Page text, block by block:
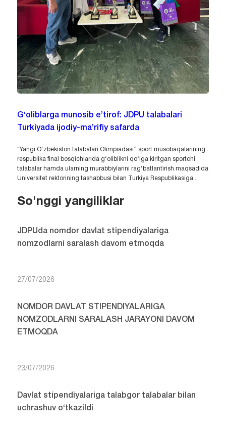
G‘oliblarga munosib e’tirof: JDPU talabalari
Turkiyada ijodiy-ma’rifiy safarda
“Yangi O‘zbekiston talabalari Olimpiadasi” sport musobaqalarining
respublika final bosqichlarida g‘oliblikni qo‘lga kiritgan sportchi
talabalar hamda ularning murabbiylarini rag‘batlantirish maqsadida
Universitet rektorining tashabbusi bilan Turkiya Respublikasiga...
So'nggi yangiliklar
JDPUda nomdor davlat stipendiyalariga
nomzodlarni saralash davom etmoqda
27/07/2026
NOMDOR DAVLAT STIPENDIYALARIGA
NOMZODLARNI SARALASH JARAYONI DAVOM
ETMOQDA
23/07/2026
Davlat stipendiyalariga talabgor talabalar bilan
uchrashuv o‘tkazildi